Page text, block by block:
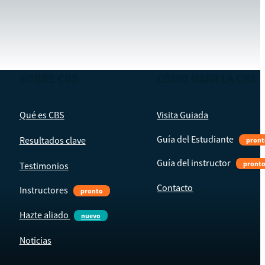
Qué es CBS
Resultados clave
Testimonios
Instructores pronto
Hazte aliado nuevo
Noticias
Visita Guiada
Guía del Estudiante
Guía del instructor
Contacto